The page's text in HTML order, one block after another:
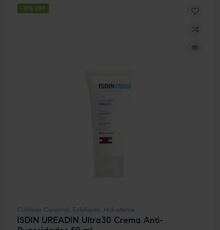
-10% OFF
Cuidado Corporal , Exfoliante, Hidratante
ISDIN UREADIN Ultra30 Crema Anti-